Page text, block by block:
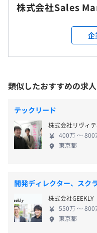
93名）
東京オフィス、および
＜変更範囲＞
従業員に対する受動喫
の自主性に任せています
・完全週休2日制（土・
・祝日
・年間有給休暇10日〜
後の付与日数となります
など
・通勤手当（全額支給）
株式会社Sales
企
類似したおすすめの求人
テックリード
株式会社リヴィ
400万 〜 800
東京都
開発ディレクター、スク
株式会社GEEKLY
550万 〜 800
東京都